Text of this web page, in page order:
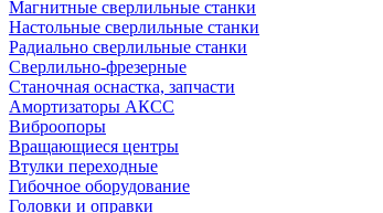
Магнитные сверлильные станки
Настольные сверлильные станки
Радиально сверлильные станки
Сверлильно-фрезерные
Станочная оснастка, запчасти
Амортизаторы АКСС
Виброопоры
Вращающиеся центры
Втулки переходные
Гибочное оборудование
Головки и оправки